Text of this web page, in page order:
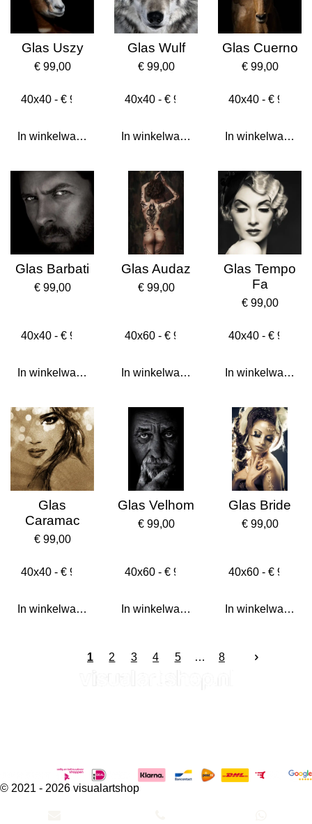
Glas Uszy
€ 99,00
In winkelwagen
Glas Wulf
€ 99,00
In winkelwagen
Glas Cuerno
€ 99,00
In winkelwagen
Glas Barbati
€ 99,00
In winkelwagen
Glas Audaz
€ 99,00
In winkelwagen
Glas Tempo
Fa
€ 99,00
In winkelwagen
Glas
Caramac
€ 99,00
In winkelwagen
Glas Velhom
€ 99,00
In winkelwagen
Glas Bride
€ 99,00
In winkelwagen
1 2 3 4 5 8
© 2021 - 2026 visualartshop